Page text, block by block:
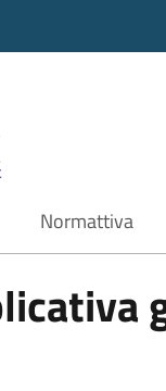
Normattiva